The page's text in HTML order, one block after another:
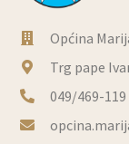
Općina
Trg pape
049/469-119